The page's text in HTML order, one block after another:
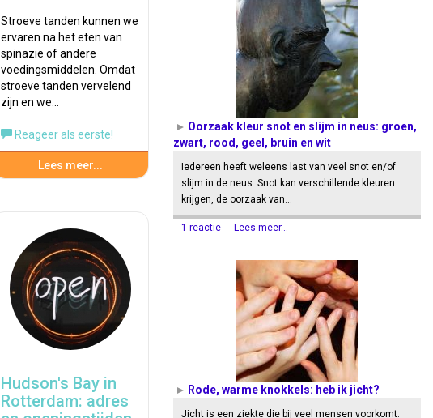
Oorzaak kleur snot en slijm in neus: groen,
zwart, rood, geel, bruin en wit
Iedereen heeft weleens last van veel snot en/of
slijm in de neus. Snot kan verschillende kleuren
krijgen, de oorzaak van…
1 reactie Lees meer...
Rode, warme knokkels: heb ik jicht?
Jicht is een ziekte die bij veel mensen voorkomt.
Stroeve tanden kunnen we
ervaren na het eten van
spinazie of andere
voedingsmiddelen. Omdat
stroeve tanden vervelend
zijn en we…
Reageer als eerste!
Lees meer...
Hudson's Bay in
Rotterdam: adres